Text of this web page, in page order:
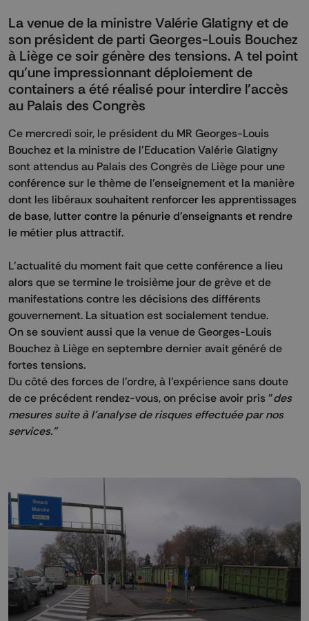
La venue de la ministre Valérie Glatigny et de
son président de parti Georges-Louis Bouchez
à Liège ce soir génère des tensions. A tel point
qu'une impressionnant déploiement de
containers a été réalisé pour interdire l'accès
au Palais des Congrès
Ce mercredi soir, le président du MR Georges-Louis
Bouchez et la ministre de l'Education Valérie Glatigny
sont attendus au Palais des Congrès de Liège pour une
conférence sur le thème de l'enseignement et la manière
dont les libéraux souhaitent renforcer les apprentissages
de base, lutter contre la pénurie d’enseignants et rendre
le métier plus attractif.
L'actualité du moment fait que cette conférence a lieu
alors que se termine le troisième jour de grève et de
manifestations contre les décisions des différents
gouvernement. La situation est socialement tendue.
On se souvient aussi que la venue de Georges-Louis
Bouchez à Liège en septembre dernier avait généré de
fortes tensions.
Du côté des forces de l'ordre, à l'expérience sans doute
de ce précédent rendez-vous, on précise avoir pris "des
mesures suite à l'analyse de risques effectuée par nos
services."